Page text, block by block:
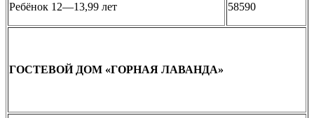
Ребёнок 12—13,99 лет 58590
ГОСТЕВОЙ ДОМ «ГОРНАЯ ЛАВАНДА»